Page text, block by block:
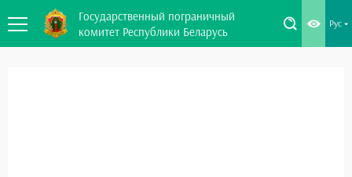
Государственный пограничный
комитет Республики Беларусь
Рус